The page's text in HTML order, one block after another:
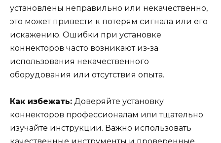
установлены неправильно или некачественно,
это может привести к потерям сигнала или его
искажению. Ошибки при установке
коннекторов часто возникают из-за
использования некачественного
оборудования или отсутствия опыта.
Как избежать: Доверяйте установку
коннекторов профессионалам или тщательно
изучайте инструкции. Важно использовать
качественные инструменты и проверенные